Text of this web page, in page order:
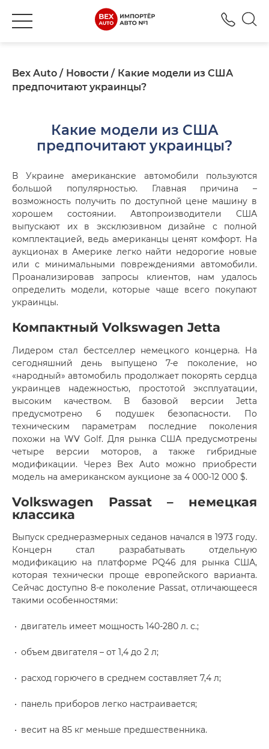
Bex Auto Новости
Какие модели из США
предпочитают украинцы?
Какие модели из США
предпочитают украинцы?
В Украине американские автомобили пользуются
большой популярностью. Главная причина –
возможность получить по доступной цене машину в
хорошем состоянии. Автопроизводители США
выпускают их в эксклюзивном дизайне с полной
комплектацией, ведь американцы ценят комфорт. На
аукционах в Америке легко найти недорогие новые
или с минимальными повреждениями автомобили.
Проанализировав запросы клиентов, нам удалось
определить модели, которые чаще всего покупают
украинцы.
Компактный Volkswagen Jetta
Лидером стал бестселлер немецкого концерна. На
сегодняшний день выпущено 7-е поколение, но
«народный» автомобиль продолжает покорять сердца
украинцев надежностью, простотой эксплуатации,
высоким качеством. В базовой версии Jetta
предусмотрено 6 подушек безопасности. По
техническим параметрам последние поколения
похожи на WV Golf. Для рынка США предусмотрены
четыре версии моторов, а также гибридные
модификации. Через Bex Auto можно приобрести
модель на американском аукционе за 4 000-12 000 $.
Volkswagen Passat – немецкая
классика
Выпуск среднеразмерных седанов начался в 1973 году.
Концерн стал разрабатывать отдельную
модификацию на платформе PQ46 для рынка США,
которая технически проще европейского варианта.
Сейчас доступно 8-е поколение Passat, отличающееся
такими особенностями:
двигатель имеет мощность 140-280 л. с.;
объем двигателя – от 1,4 до 2 л;
расход горючего в среднем составляет 7,4 л;
панель приборов легко настраивается;
весит на 85 кг меньше предшественника.